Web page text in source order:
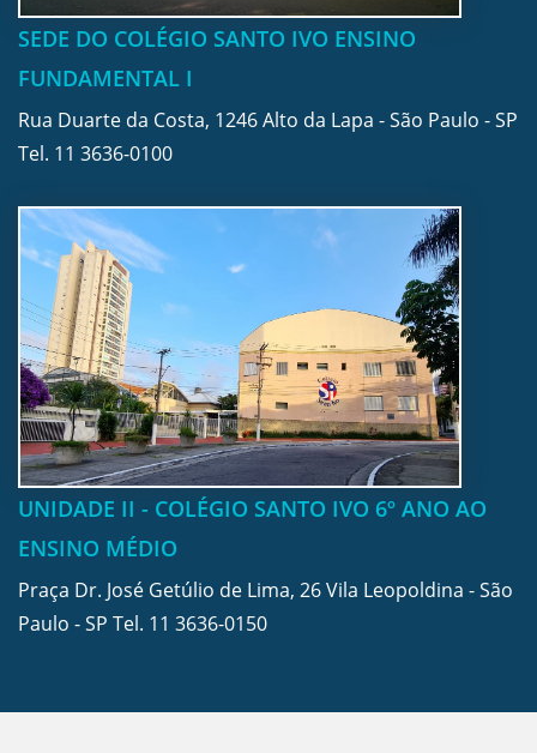
SEDE DO COLÉGIO SANTO IVO ENSINO
FUNDAMENTAL I
Rua Duarte da Costa, 1246 Alto da Lapa - São Paulo - SP
Tel. 11 3636-0100
UNIDADE II - COLÉGIO SANTO IVO 6º ANO AO
ENSINO MÉDIO
Praça Dr. José Getúlio de Lima, 26 Vila Leopoldina - São
Paulo - SP Tel. 11 3636-0150